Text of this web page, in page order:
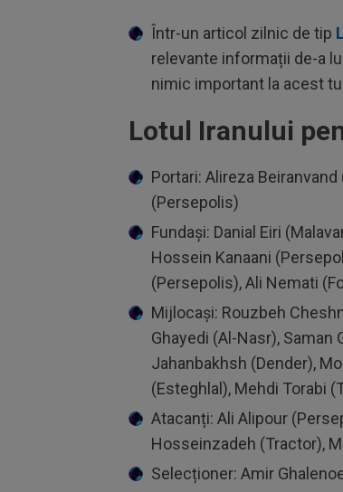
Într-un articol zilnic de tip
relevante informații de-a
nimic important la acest
Lotul Iranului
Portari: Alireza
(Persepolis)
Fundași: Danial Eiri
Hossein Kanaani
(Persepolis), Ali Nemati
Mijlocași: Rouzbeh
Ghayedi (Al-Nasr), Saman
Jahanbakhsh (Dender),
(Esteghlal), Mehdi Torabi
Atacanți: Ali Alipour
Hosseinzadeh (Tractor),
Selecționer: Amir